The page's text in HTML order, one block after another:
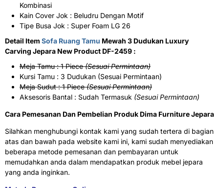
Kombinasi
Kain Cover Jok : Beludru Dengan Motif
Tipe Busa Jok : Super Foam LG 26
Detail Item Sofa Ruang Tamu Mewah 3 Dudukan Luxury
Carving Jepara New Product DF-2459 :
Meja Tamu : 1 Piece(Sesuai Permintaan)
Kursi Tamu : 3 Dudukan (Sesuai Permintaan)
Meja Sudut : 1 Piece(Sesuai Permintaan)
Aksesoris Bantal : Sudah Termasuk (Sesuai Permintaan)
Cara Pemesanan Dan Pembelian Produk Dima Furniture Jepara
Silahkan menghubungi kontak kami yang sudah tertera di bagian
atas dan bawah pada website kami ini, kami sudah menyediakan
beberapa metode pemesanan dan pembayaran untuk
memudahkan anda dalam mendapatkan produk mebel jepara
yang anda inginkan.